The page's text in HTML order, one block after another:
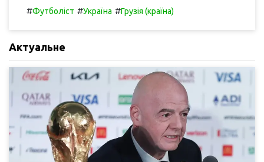
#Футболіст #Україна #Грузія (країна)
Актуальне